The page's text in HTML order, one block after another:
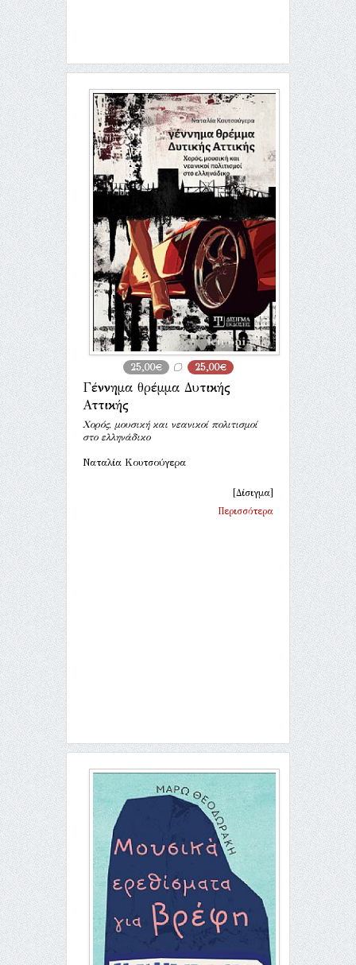
25,00€ 25,00€
Γέννημα θρέμμα Δυτικής
Αττικής
Χορός, μουσική και νεανικοί πολιτισμοί
στο ελληνάδικο
Ναταλία Κουτσούγερα
[Δίσιγμα]
Περισσότερα